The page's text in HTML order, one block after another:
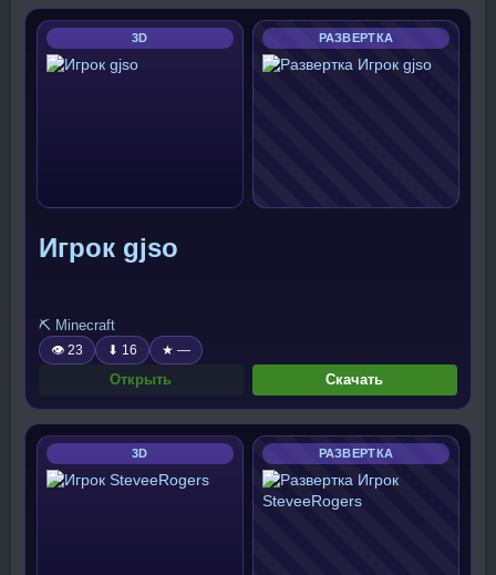
3D РАЗВЕРТКА
Игрок gjso
⛏️ Minecraft
👁 23 ⬇ 16 ★ —
Открыть Скачать
3D РАЗВЕРТКА